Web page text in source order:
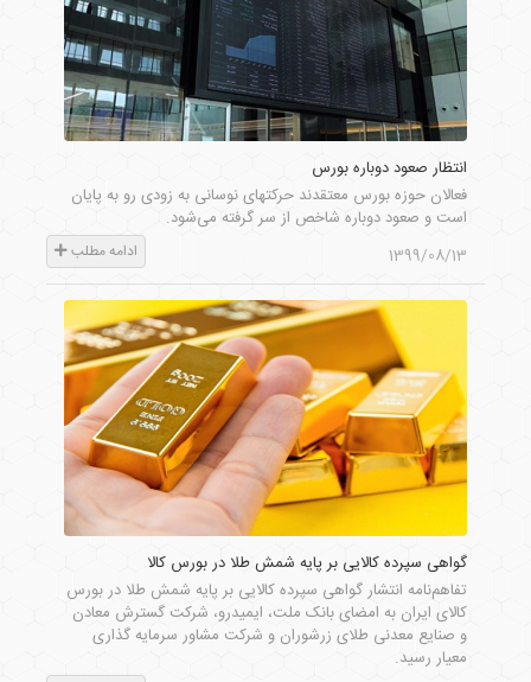
انتظار صعود دوباره بورس
فعالان حوزه بورس معتقدند حرکتهای نوسانی به زودی رو به پایان
است و صعود دوباره شاخص از سر گرفته می‌شود.
1399/08/13
ادامه مطلب
گواهی سپرده کالایی بر پایه شمش طلا در بورس کالا
تفاهم‌نامه انتشار گواهی سپرده کالایی بر پایه شمش طلا در بورس
کالای ایران به امضای بانک ملت، ایمیدرو، شرکت گسترش معادن
و صنایع معدنی طلای زرشوران و شرکت مشاور سرمایه گذاری
معیار رسید.